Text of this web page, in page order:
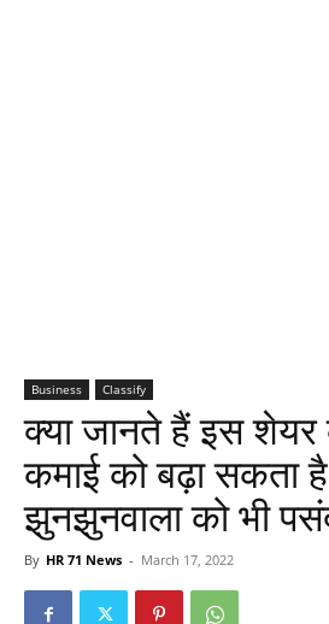
Business Classify
क्या जानते हैं इस शेयर
कमाई को बढ़ा सकता
झुनझुनवाला को भी
By HR 71 News - March 17, 2022